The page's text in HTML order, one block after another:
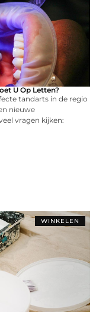
U Op Letten?
tandarts in de regio
nieuwe
vragen kijken:
WINKELEN